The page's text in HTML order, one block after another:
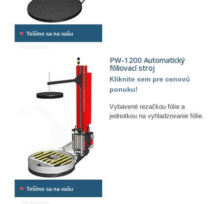
• Tešíme sa na vašu
• Tešíme sa na vašu
PW-1200 Automatický
fóliovací stroj
Kliknite sem pre cenovú
ponuku!
Vybavené rezačkou fólie a
jednotkou na vyhladzovanie fólie.